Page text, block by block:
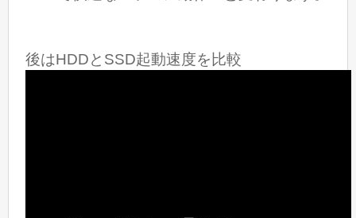
後はHDDとSSD起動速度を比較